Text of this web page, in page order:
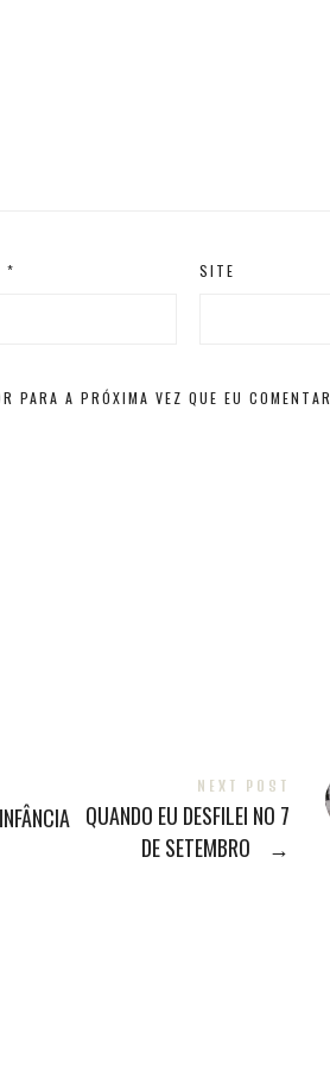
* SITE
PARA A PRÓXIMA VEZ QUE EU COMENTAR.
NEXT POST
QUANDO EU DESFILEI NO 7
DE SETEMBRO
→